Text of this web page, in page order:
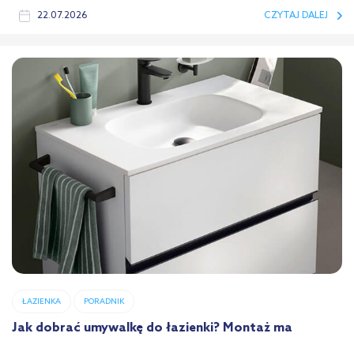
22.07.2026 CZYTAJ DALEJ
ŁAZIENKA PORADNIK
Jak dobrać umywalkę do łazienki? Montaż ma